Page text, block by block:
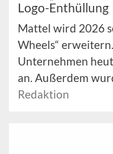
Logo-Enthüllung
Mattel wird 2026
Wheels“
Unternehmen
an. Außerdem
Redaktion